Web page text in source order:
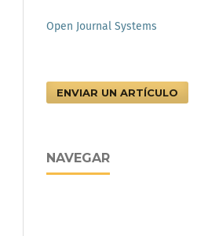
Open Journal Systems
ENVIAR UN ARTÍCULO
NAVEGAR